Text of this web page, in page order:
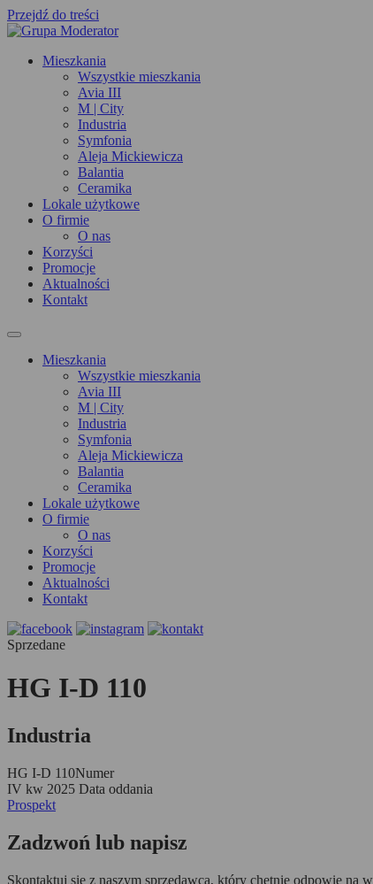
Przejdź do treści
Mieszkania
Wszystkie mieszkania
Avia III
M | City
Industria
Symfonia
Aleja Mickiewicza
Balantia
Ceramika
Lokale użytkowe
O firmie
O nas
Korzyści
Promocje
Aktualności
Kontakt
Mieszkania
Wszystkie mieszkania
Avia III
M | City
Industria
Symfonia
Aleja Mickiewicza
Balantia
Ceramika
Lokale użytkowe
O firmie
O nas
Korzyści
Promocje
Aktualności
Kontakt
Sprzedane
HG I-D 110
Industria
HG I-D 110Numer
IV kw 2025 Data oddania
Prospekt
Zadzwoń lub napisz
Skontaktuj się z naszym sprzedawcą, który chętnie odpowie na